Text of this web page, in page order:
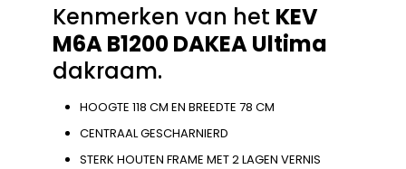
Kenmerken van het KEV
M6A B1200DAKEA Ultima
dakraam.
HOOGTE 118 CM EN BREEDTE 78 CM
CENTRAAL GESCHARNIERD
STERK HOUTEN FRAME MET 2 LAGEN VERNIS